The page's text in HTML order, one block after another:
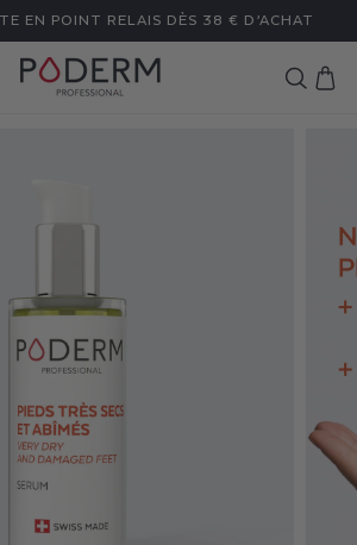
EN POINT RELAIS DÈS 38 € D’ACHAT
Panier